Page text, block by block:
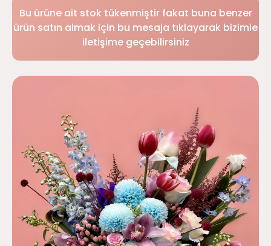
Bu ürüne ait stok tükenmiştir fakat buna benzer
ürün satın almak için bu mesaja tıklayarak bizimle
iletişime geçebilirsiniz